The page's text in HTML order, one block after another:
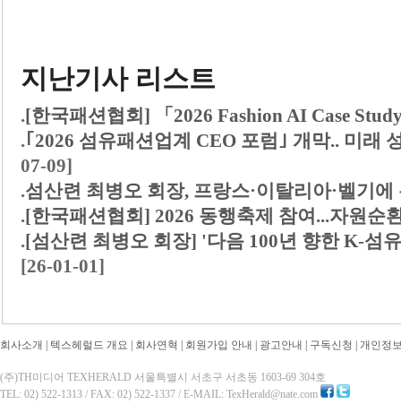
지난기사 리스트
.[한국패션협회] 「2026 Fashion AI Case
.｢2026 섬유패션업계 CEO 포럼｣ 개막.. 미래
07-09]
.섬산련 최병오 회장, 프랑스·이탈리아·벨기
.[한국패션협회] 2026 동행축제 참여...자원순
.[섬산련 최병오 회장] '다음 100년 향한 K-섬
[26-01-01]
회사소개 텍스헤럴드 개요 회사연혁 회원가입 안내 광고안내 구독신청 개인정
(주)TH미디어 TEXHERALD 서울특별시 서초구 서초동 1603-69 304호
TEL: 02) 522-1313 / FAX: 02) 522-1337 / E-MAIL: TexHerald@nate.com